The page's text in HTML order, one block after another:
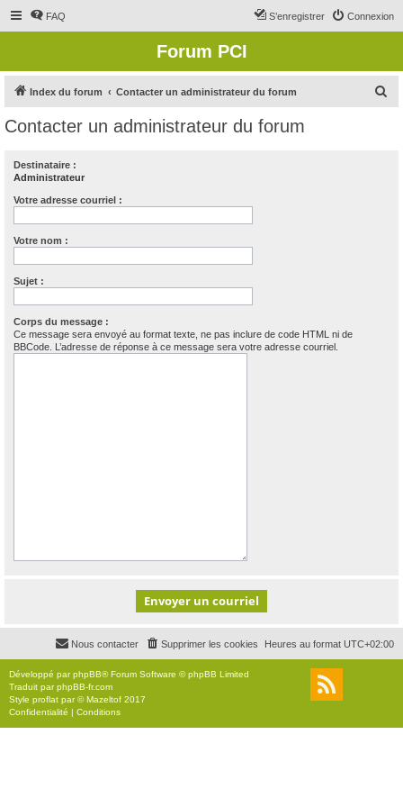
FAQ Connexion
S’enregistrer
Forum PCI
Index du forum Contacter un administrateur du forum
Contacter un administrateur du forum
Destinataire :
Administrateur
Votre adresse courriel :
Votre nom :
Sujet :
Corps du message :
Ce message sera envoyé au format texte, ne pas inclure de code HTML ni de
BBCode. L’adresse de réponse à ce message sera votre adresse courriel.
Heures au format UTC+02:00
Supprimer les cookies
Nous contacter
Développé parphpBB® Forum Software © phpBB Limited
Traduit parphpBB-fr.com
Style proflat par ©Mazeltof 2017
Confidentialité | Conditions